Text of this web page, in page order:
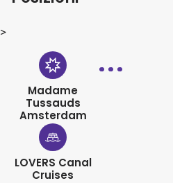
>
Madame
Tussauds
Amsterdam
LOVERS Canal
Cruises